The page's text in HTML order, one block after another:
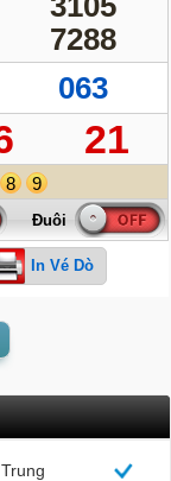
7288
063
21
8 9
In Vé Dò